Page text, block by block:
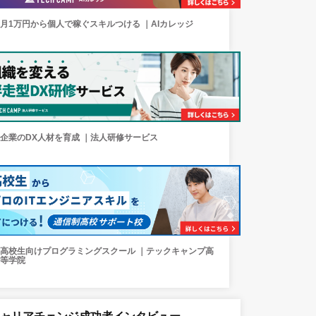
月1万円から個人で稼ぐスキルつける ｜AIカレッジ
企業のDX人材を育成 ｜法人研修サービス
高校生向けプログラミングスクール ｜テックキャンプ高
等学院